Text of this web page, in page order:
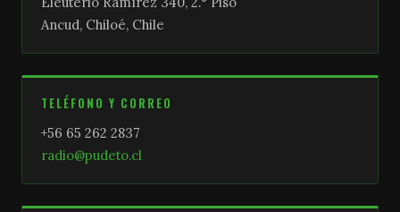
Ancud, Chiloé, Chile
TELÉFONO Y CORREO
+56 65 262 2837
radio@pudeto.cl